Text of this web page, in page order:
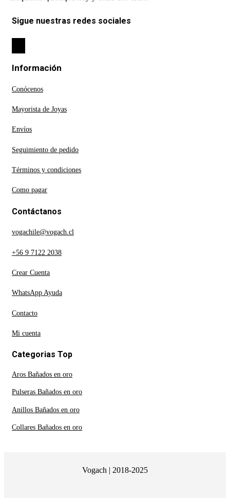
Sigue nuestras redes sociales
Información
Conócenos
Mayorista de Joyas
Envíos
Seguimiento de pedido
Términos y condiciones
Como pagar
Contáctanos
vogachile@vogach.cl
+56 9 7122 2038
Crear Cuenta
WhatsApp Ayuda
Contacto
Mi cuenta
Categorias Top
Aros Bañados en oro
Pulseras Bañados en oro
Anillos Bañados en oro
Collares Bañados en oro
Vogach | 2018-2025